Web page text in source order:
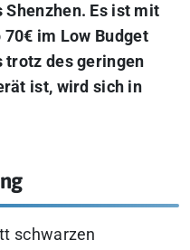
Es ist mit
im Low Budget
trotz des geringen
ist, wird sich in
schwarzen